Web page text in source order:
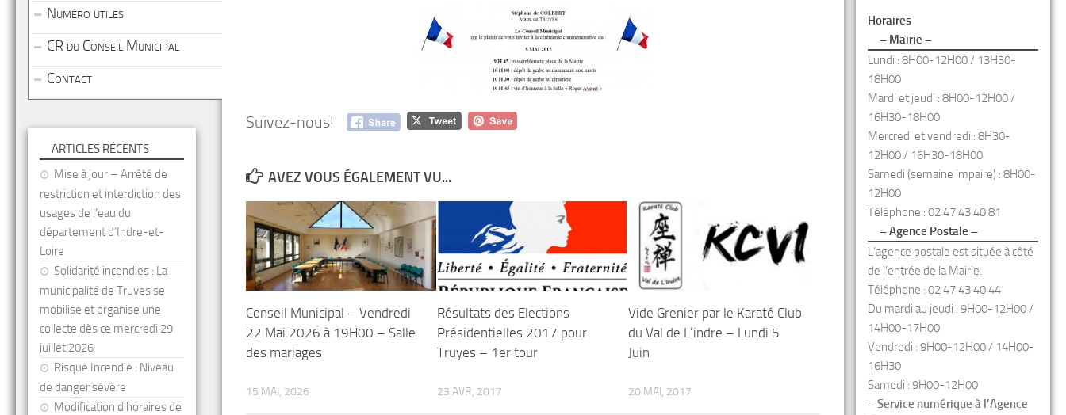
Suivez-nous!
AVEZ VOUS ÉGALEMENT VU...
Conseil Municipal – Vendredi
22 Mai 2026 à 19H00 – Salle
des mariages
15 MAI, 2026
Résultats des Elections
Présidentielles 2017 pour
Truyes – 1er tour
23 AVR, 2017
Vide Grenier par le Karaté Club
du Val de L’indre – Lundi 5
Juin
20 MAI, 2017
Numéro utiles
CR du Conseil Municipal
Contact
ARTICLES RÉCENTS
Mise à jour – Arrêté de
restriction et interdiction des
usages de l’eau du
département d’Indre-et-
Loire
Solidarité incendies : La
municipalité de Truyes se
mobilise et organise une
collecte dès ce mercredi 29
juillet 2026
Risque Incendie : Niveau
de danger sévère
Modification d’horaires de
Horaires
– Mairie –
Lundi : 8H00-12H00 / 13H30-
18H00
Mardi et jeudi : 8H00-12H00 /
16H30-18H00
Mercredi et vendredi : 8H30-
12H00 / 16H30-18H00
Samedi (semaine impaire) : 8H00-
12H00
Téléphone : 02 47 43 40 81
– Agence Postale –
L’agence postale est située à côté
de l’entrée de la Mairie.
Téléphone : 02 47 43 40 44
Du mardi au jeudi : 9H00-12H00 /
14H00-17H00
Vendredi : 9H00-12H00 / 14H00-
16H30
Samedi : 9H00-12H00
– Service numérique à l’Agence